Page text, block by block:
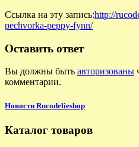
Ссылка на эту запись:http://
pechvorka-peppy-fynn/
Оставить ответ
Вы должны быть авторизованы
комментарии.
Новости Rucodelieshop
Каталог товаров